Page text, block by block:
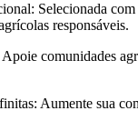
Selecionada com
responsáveis.
comunidades
Aumente sua